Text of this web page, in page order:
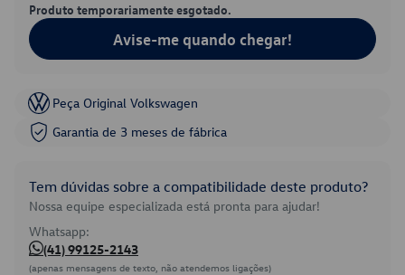
Produto temporariamente esgotado.
Avise-me quando chegar!
Peça Original Volkswagen
Garantia de 3 meses de fábrica
Tem dúvidas sobre a compatibilidade deste produto?
Nossa equipe especializada está pronta para ajudar!
Whatsapp:
(41) 99125-2143
(apenas mensagens de texto, não atendemos ligações)